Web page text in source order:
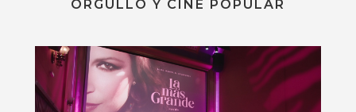
ORGULLO Y CINE POPULAR